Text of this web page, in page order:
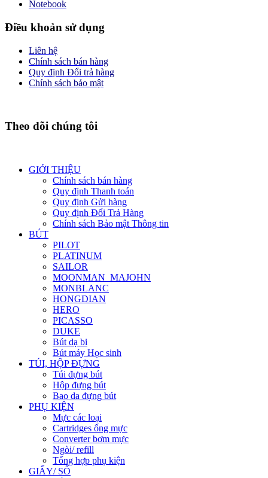
Notebook
Điều khoản sử dụng
Liên hệ
Chính sách bán hàng
Quy định Đổi trả hàng
Chính sách bảo mật
Theo dõi chúng tôi
GIỚI THIỆU
Chính sách bán hàng
Quy định Thanh toán
Quy định Gửi hàng
Quy định Đổi Trả Hàng
Chính sách Bảo mật Thông tin
BÚT
PILOT
PLATINUM
SAILOR
MOONMAN_MAJOHN
MONBLANC
HONGDIAN
HERO
PICASSO
DUKE
Bút dạ bi
Bút máy Học sinh
TÚI, HỘP ĐỰNG
Túi đựng bút
Hộp đựng bút
Bao da đựng bút
PHỤ KIỆN
Mực các loại
Cartridges ống mực
Converter bơm mực
Ngòi/ refill
Tổng hợp phụ kiện
GIẤY/ SỔ